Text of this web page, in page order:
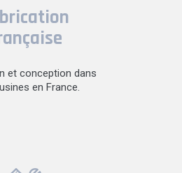
et conception dans
en France.